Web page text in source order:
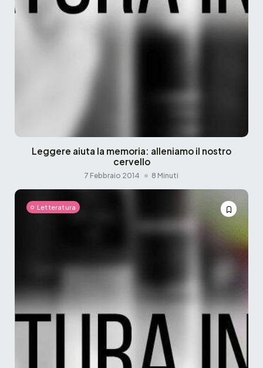
Leggere aiuta la memoria: alleniamo il nostro
cervello
7 Febbraio 2014 8 Minuti
Letteratura